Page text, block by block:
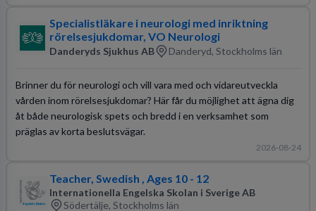
Specialistläkare i neurologi med inriktning
rörelsesjukdomar, VO Neurologi
Danderyds Sjukhus AB Danderyd, Stockholms län
Brinner du för neurologi och vill vara med och vidareutveckla
vården inom rörelsesjukdomar? Här får du möjlighet att ägna dig
åt både neurologisk spets och bredd i en verksamhet som
präglas av korta beslutsvägar.
2026-08-24
Teacher, Swedish , Ages 10 - 12
Internationella Engelska Skolan i Sverige AB
Södertälje, Stockholms län